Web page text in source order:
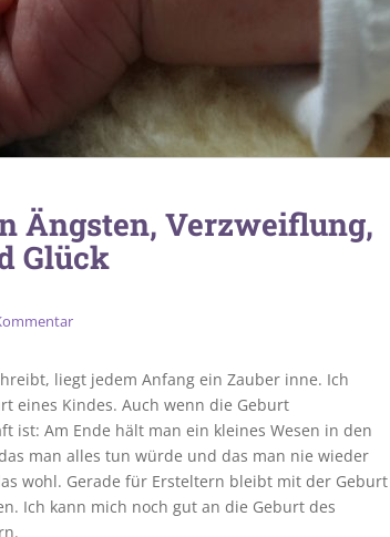
Ängsten, Verzweiflung,
Glück
liegt jedem Anfang ein Zauber inne. Ich
eines Kindes. Auch wenn die Geburt
ist: Am Ende hält man ein kleines Wesen in den
man alles tun würde und das man nie wieder
wohl. Gerade für Ersteltern bleibt mit der Geburt
Ich kann mich noch gut an die Geburt des